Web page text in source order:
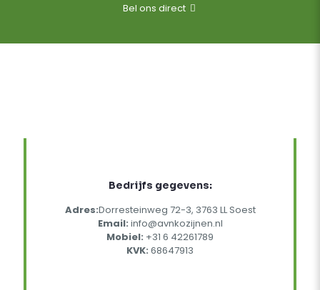
Bel ons direct
Bedrijfs gegevens:
Adres:Dorresteinweg 72-3, 3763 LL Soest
Email: info@avnkozijnen.nl
Mobiel: +31 6 42261789
KVK: 68647913